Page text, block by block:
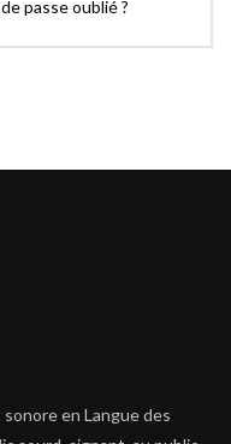
passe oublié ?
en Langue des